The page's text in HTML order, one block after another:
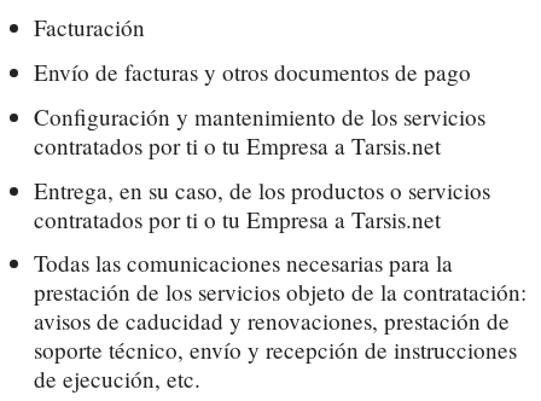
Facturación
Envío de facturas y otros documentos de pago
Configuración y mantenimiento de los servicios
contratados por ti o tu Empresa a Tarsis.net
Entrega, en su caso, de los productos o servicios
contratados por ti o tu Empresa a Tarsis.net
Todas las comunicaciones necesarias para la
prestación de los servicios objeto de la contratación:
avisos de caducidad y renovaciones, prestación de
soporte técnico, envío y recepción de instrucciones
de ejecución, etc.